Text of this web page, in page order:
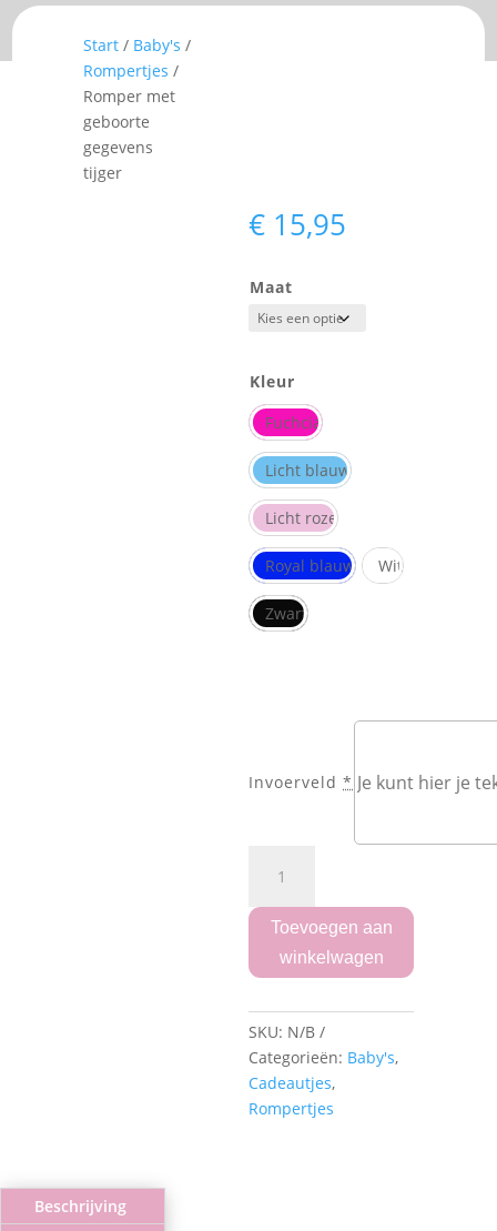
Start / Baby's /
Rompertjes /
Romper met
geboorte
gegevens
tijger
€ 15,95
Maat
Kleur
Fuchcia
Licht blauw
Licht roze
Royal blauw Wit
Zwart
Invoerveld *
geboorte
tijger
aantal
Toevoegen aan
winkelwagen
SKU: N/B
Categorieën: Baby's,
Cadeautjes,
Rompertjes
Beschrijving